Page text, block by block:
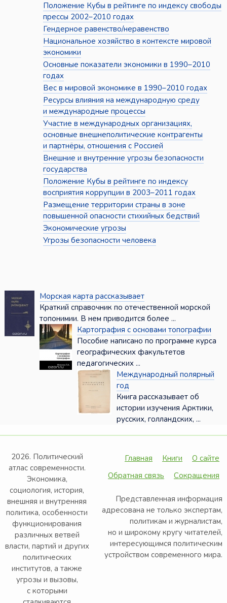
Положение Кубы в рейтинге по индексу свободы
прессы 2002–2010 годах
Гендерное равенство/неравенство
Национальное хозяйство в контексте мировой
экономики
Основные показатели экономики в 1990–2010
годах
Вес в мировой экономике в 1990–2010 годах
Ресурсы влияния на международную среду
и международные процессы
Участие в международных организациях,
основные внешнеполитические контрагенты
и партнёры, отношения с Россией
Внешние и внутренние угрозы безопасности
государства
Положение Кубы в рейтинге по индексу
восприятия коррупции в 2003–2011 годах
Размещение территории страны в зоне
повышенной опасности стихийных бедствий
Экономические угрозы
Угрозы безопасности человека
Морская карта рассказывает
Краткий справочник по отечественной морской
топонимии. В нем приводится более ...
Картография с основами топографии
Пособие написано по программе курса
географических факультетов
педагогических ...
Международный полярный
год
Книга рассказывает об
истории изучения Арктики,
русских, голландских, ...
2026. Политический
атлас современности.
Экономика,
социология, история,
внешняя и внутренняя
политика, особенности
функционирования
различных ветвей
власти, партий и других
политических
институтов, а также
угрозы и вызовы,
с которыми
Главная Книги
О сайте
Обратная связь
Сокращения
Представленная информация
адресована не только экспертам,
политикам и журналистам,
но и широкому кругу читателей,
интересующимся политическим
устройством современного мира.